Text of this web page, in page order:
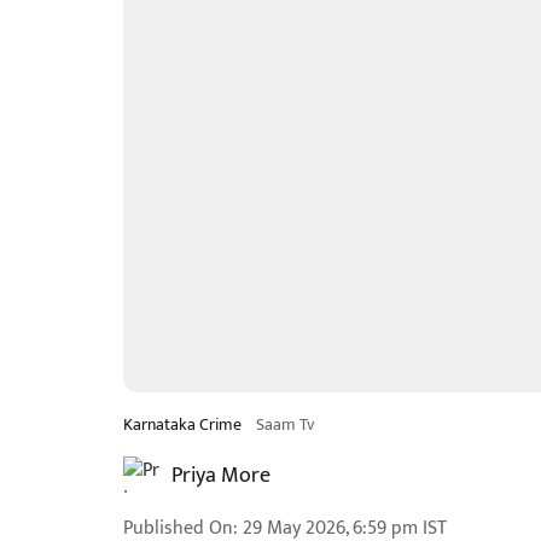
Karnataka Crime Saam Tv
Priya More
Published On: 29 May 2026, 6:59 pm IST